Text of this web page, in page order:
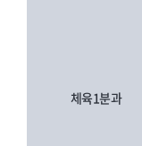
체육1분과